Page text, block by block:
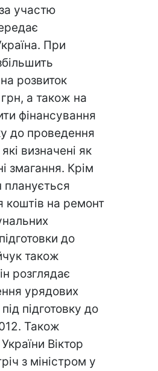
участю
При
розвиток
а також на
фінансування
до проведення
визначені як
змагання. Крім
планується
коштів на ремонт
до
також
розглядає
урядових
підготовку до
Також
Віктор
з міністром у